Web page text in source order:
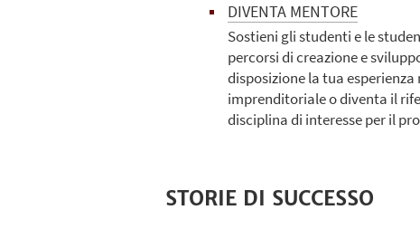
DIVENTA MENTORE
Sostieni gli studenti e le
percorsi di creazione e
disposizione la tua esperienza
imprenditoriale o diventa il
disciplina di interesse per il
STORIE DI SUCCESSO